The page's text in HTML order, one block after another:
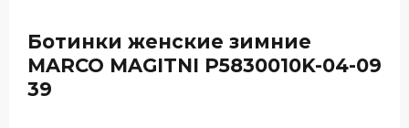
Ботинки женские зимние
MARCO MAGITNI P5830010K-04-09
39